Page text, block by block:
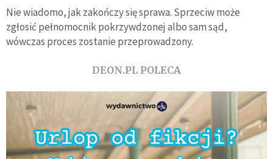
Nie wiadomo, jak zakończy się sprawa. Sprzeciw może
zgłosić pełnomocnik pokrzywdzonej albo sam sąd,
wówczas proces zostanie przeprowadzony.
DEON.PL POLECA